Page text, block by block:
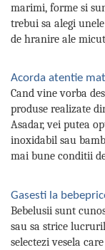
marimi, forme si
trebui sa alegi
de hranire ale
Acorda atentie
Cand vine vorba
produse realizate
Asadar, vei putea
inoxidabil sau
mai bune conditii
Gasesti la
Bebelusii sunt
sau sa strice
selectezi vesela